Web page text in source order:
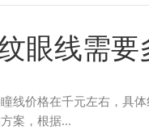
眼线需要
线价格在千元左右，具
案，根据...